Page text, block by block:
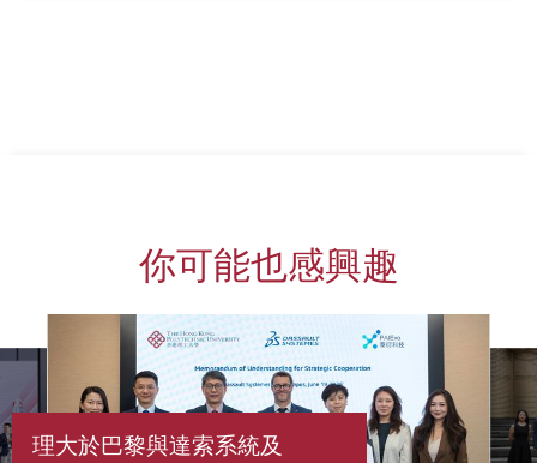
你可能也感興趣
理大於巴黎與達索系統及